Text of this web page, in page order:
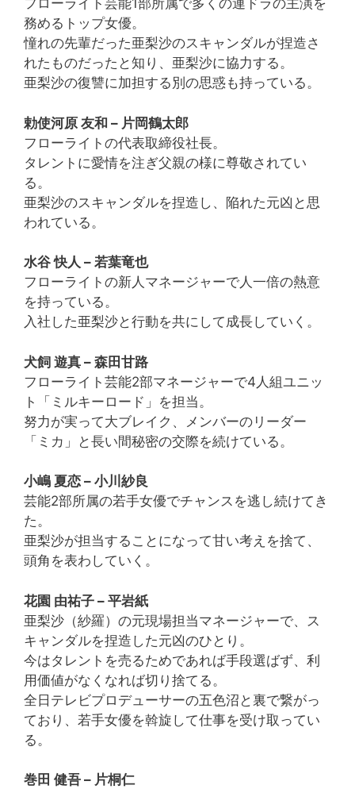
フローライト芸能1部所属で多くの連ドラの主演を
務めるトップ女優。
憧れの先輩だった亜梨沙のスキャンダルが捏造さ
れたものだったと知り、亜梨沙に協力する。
亜梨沙の復讐に加担する別の思惑も持っている。
勅使河原 友和 – 片岡鶴太郎
フローライトの代表取締役社長。
タレントに愛情を注ぎ父親の様に尊敬されてい
る。
亜梨沙のスキャンダルを捏造し、陥れた元凶と思
われている。
水谷 快人 – 若葉竜也
フローライトの新人マネージャーで人一倍の熱意
を持っている。
入社した亜梨沙と行動を共にして成長していく。
犬飼 遊真 – 森田甘路
フローライト芸能2部マネージャーで4人組ユニッ
ト「ミルキーロード」を担当。
努力が実って大ブレイク、メンバーのリーダー
「ミカ」と長い間秘密の交際を続けている。
小嶋 夏恋 – 小川紗良
芸能2部所属の若手女優でチャンスを逃し続けてき
た。
亜梨沙が担当することになって甘い考えを捨て、
頭角を表わしていく。
花園 由祐子 – 平岩紙
亜梨沙（紗羅）の元現場担当マネージャーで、ス
キャンダルを捏造した元凶のひとり。
今はタレントを売るためであれば手段選ばず、利
用価値がなくなれば切り捨てる。
全日テレビプロデューサーの五色沼と裏で繋がっ
ており、若手女優を斡旋して仕事を受け取ってい
る。
巻田 健吾 – 片桐仁